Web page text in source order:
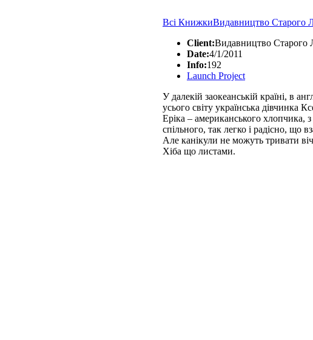
Всі КнижкиВидавництво Старого
Client:Видавництво Старого
Date:4/1/2011
Info:192
Launch Project
У далекiй заокеанськiй країнi, в
усього свiту українська дiвчинка
Ерiка – американського хлопчика,
спiльного, так легко i радiсно, що
Але канiкули не можуть тривати
Хiба що листами.